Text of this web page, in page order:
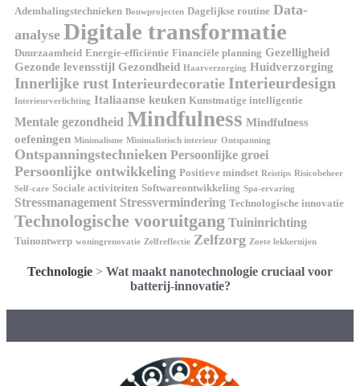
Ademhalingstechnieken Bouwprojecten Dagelijkse routine Data-
analyse Digitale transformatie
Duurzaamheid Energie-efficiëntie Financiële planning Gezelligheid
Gezonde levensstijl Gezondheid Haarverzorging Huidverzorging
Innerlijke rust Interieurdecoratie Interieurdesign
Interieurverlichting Italiaanse keuken Kunstmatige intelligentie
Mentale gezondheid Mindfulness Mindfulness
oefeningen Minimalisme Minimalistisch interieur Ontspanning
Ontspanningstechnieken Persoonlijke groei
Persoonlijke ontwikkeling Positieve mindset Reistips Risicobeheer
Self-care Sociale activiteiten Softwareontwikkeling Spa-ervaring
Stressmanagement Stressvermindering Technologische innovatie
Technologische vooruitgang Tuininrichting
Tuinontwerp woningrenovatie Zelfreflectie Zelfzorg Zoete lekkernijen
Technologie > Wat maakt nanotechnologie cruciaal voor
batterij-innovatie?